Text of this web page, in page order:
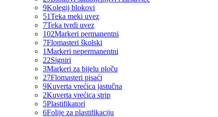
9Kolegij blokovi
51Teka meki uvez
7Teka tvrdi uvez
102Markeri permanentni
7Flomasteri školski
1Markeri nepermanentni
22Signiri
3Markeri za bijelu ploču
27Flomasteri pisaći
9Kuverta vrećica jastučna
2Kuverta vrećica strip
5Plastifikatori
6Folije za plastifikaciju